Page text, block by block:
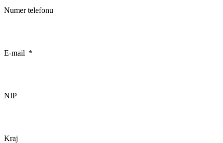
Numer telefonu
E-mail
NIP
Kraj